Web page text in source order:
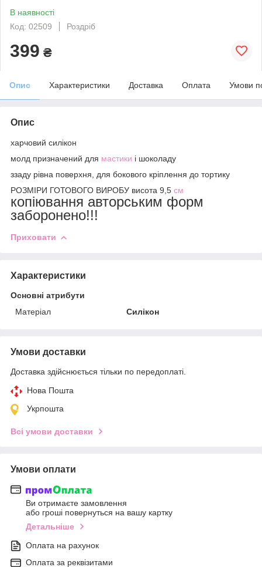
В наявності
Код: 02509
Роздріб
399 ₴
Опис Характеристики Доставка Оплата Умови
Опис
харчовий силікон
молд призначений для мастики і шоколаду
ззаду рівна поверхня, для бокового кріплення до тортику
РОЗМІРИ ГОТОВОГО ВИРОБУ висота 9,5 см
копіювання авторським форм
заборонено!!!
Приховати
Характеристики
Основні атрибути
Матеріал
Силікон
Умови доставки
Доставка здійснюється тільки по передоплаті.
Нова Пошта
Укрпошта
Всі умови доставки
Умови оплати
Ви отримаєте замовлення
або гроші повернуться на вашу картку
Детальніше
Оплата на рахунок
Оплата за реквізитами